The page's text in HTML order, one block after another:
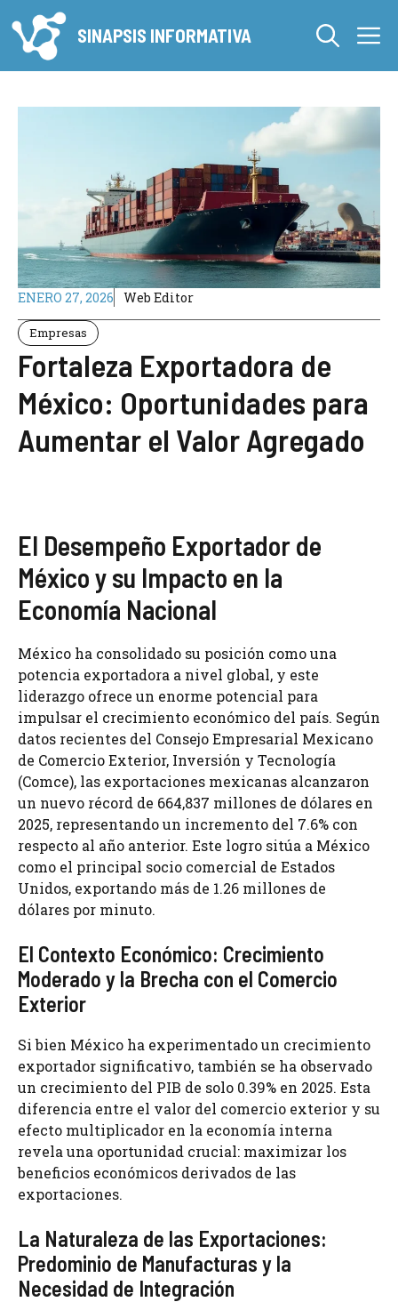
al
contenido
SINAPSIS INFORMATIVA
ENERO 27, 2026 Web Editor
Empresas
Fortaleza Exportadora de
México: Oportunidades para
Aumentar el Valor Agregado
El Desempeño Exportador de
México y su Impacto en la
Economía Nacional
México ha consolidado su posición como una
potencia exportadora a nivel global, y este
liderazgo ofrece un enorme potencial para
impulsar el crecimiento económico del país. Según
datos recientes del Consejo Empresarial Mexicano
de Comercio Exterior, Inversión y Tecnología
(Comce), las exportaciones mexicanas alcanzaron
un nuevo récord de 664,837 millones de dólares en
2025, representando un incremento del 7.6% con
respecto al año anterior. Este logro sitúa a México
como el principal socio comercial de Estados
Unidos, exportando más de 1.26 millones de
dólares por minuto.
El Contexto Económico: Crecimiento
Moderado y la Brecha con el Comercio
Exterior
Si bien México ha experimentado un crecimiento
exportador significativo, también se ha observado
un crecimiento del PIB de solo 0.39% en 2025. Esta
diferencia entre el valor del comercio exterior y su
efecto multiplicador en la economía interna
revela una oportunidad crucial: maximizar los
beneficios económicos derivados de las
exportaciones.
La Naturaleza de las Exportaciones:
Predominio de Manufacturas y la
Necesidad de Integración